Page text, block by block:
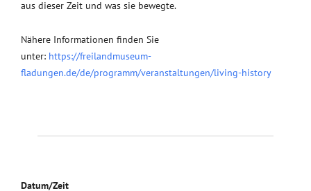
aus dieser Zeit und was sie bewegte.
Nähere Informationen finden Sie
unter: https://freilandmuseum-
fladungen.de/de/programm/veranstaltungen/living-history
Datum/Zeit